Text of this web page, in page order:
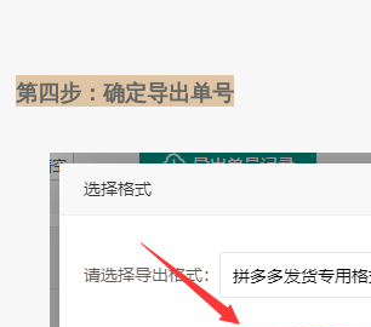
第四步：确定导出单号